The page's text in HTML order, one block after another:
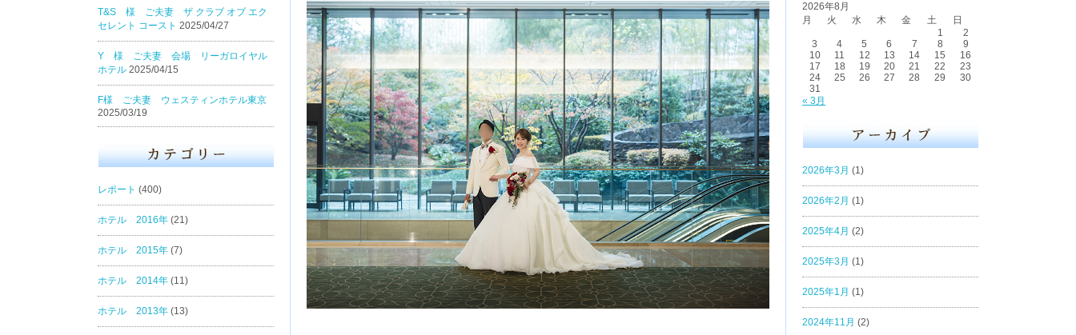
T&S 様 ご夫妻 ザ クラブ オブ エク
セレント コースト 2025/04/27
Y 様 ご夫妻 会場 リーガロイヤル
ホテル 2025/04/15
F様 ご夫妻 ウェスティンホテル東京
2025/03/19
レポート (400)
ホテル 2016年 (21)
ホテル 2015年 (7)
ホテル 2014年 (11)
ホテル 2013年 (13)
2026年8月
月
火 水 木 金 土 日
« 3月
1
2
3
4 5 6 7 8
9
10
11 12 13 14 15
16
17
18 19 20 21 22
23
24
25 26 27 28 29
30
31
2026年3月 (1)
2026年2月 (1)
2025年4月 (2)
2025年3月 (1)
2025年1月 (1)
2024年11月 (2)